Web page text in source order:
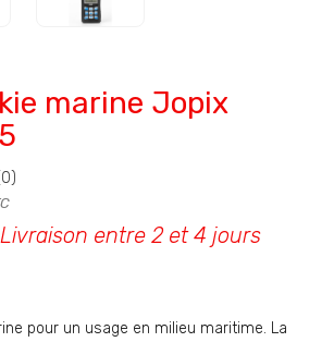
marine Jopix
Livraison entre 2 et 4 jours
pour un usage en milieu maritime. La